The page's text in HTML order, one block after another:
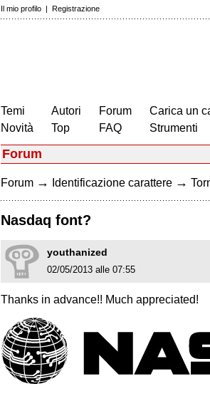
Il mio profilo | Registrazione
Temi
Novità
Autori
Top
Forum
FAQ
Carica un
Strumenti
Forum
Forum → Identificazione carattere →
Nasdaq font?
youthanized
02/05/2013 alle 07:55
Thanks in advance!! Much appreciated!